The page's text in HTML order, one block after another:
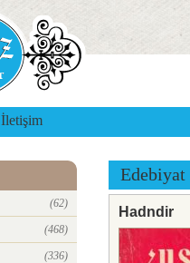
İletişim
(62)
(468)
(336)
Edebiyat
Hadndir